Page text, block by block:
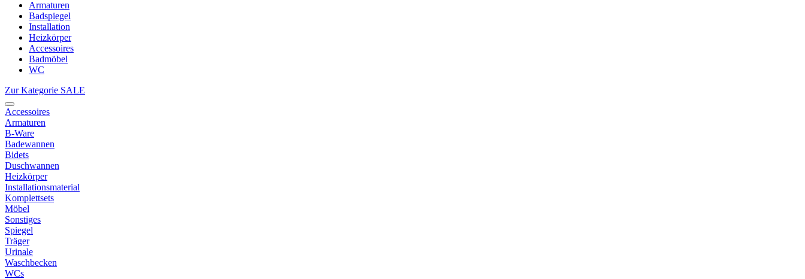
Armaturen
Badspiegel
Installation
Heizkörper
Accessoires
Badmöbel
WC
Zur Kategorie SALE
Accessoires
Armaturen
B-Ware
Badewannen
Bidets
Duschwannen
Heizkörper
Installationsmaterial
Komplettsets
Möbel
Sonstiges
Spiegel
Träger
Urinale
Waschbecken
WCs